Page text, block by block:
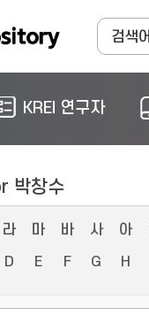
KREI 연구자
박창수
라 마 바 사 아
D E F G H